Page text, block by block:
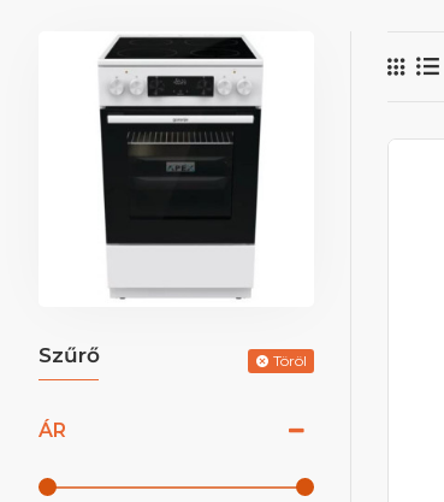
Szűrő Töröl
ÁR